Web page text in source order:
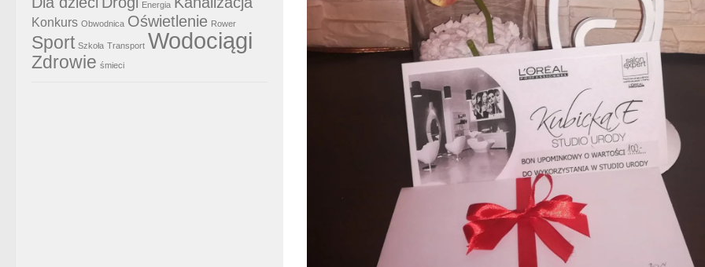
Energia
Konkurs Obwodnica Oświetlenie Rower
Sport Szkoła Transport Wodociągi
Zdrowie śmieci